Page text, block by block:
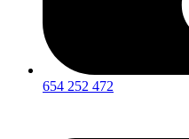
654 252 472